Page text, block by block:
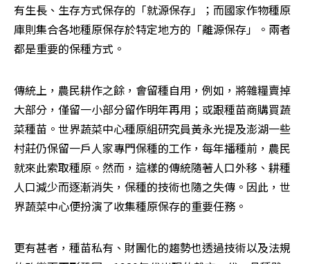
有生長、生存方式保存的「就源保存」；而國家作物種原
庫則集合各地種原保存於特定地方的「離源保存」。兩者
都是重要的保種方式。
傳統上，農民耕作之餘，會留種自用，例如，將雜糧賣掉
大部分，僅留一小部分留作明年再用；或跟種苗商購買蔬
菜種苗。世界蔬菜中心種原組研究員黃永光提及澎湖一些
村莊仍保留一戶人家專門保種的工作，每年播種前，農民
就來此索取種原。然而，這樣的傳統隨著人口外移、耕種
人口減少而逐漸消失，保種的技術也隨之失傳。因此，世
界蔬菜中心便扮演了收集種原保存的重要任務。
更有甚者，種苗私有、財團化的趨勢也透過技術以及法規